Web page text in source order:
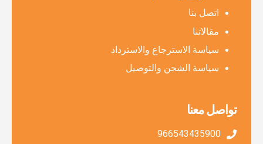
اتصل بنا
مقالاتنا
سياسة الاسترجاع والاسترداد
سياسة الشحن والتوصيل
تواصل معنا
966543435900